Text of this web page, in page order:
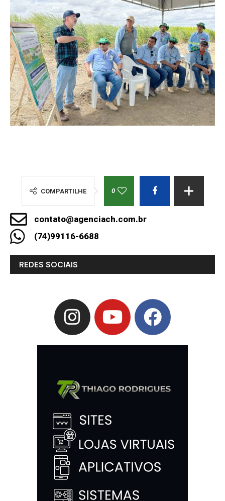
COMPARTILHE 0
contato@agenciach.com.br
(74)99116-6688
REDES SOCIAIS